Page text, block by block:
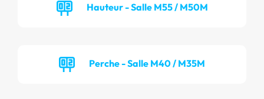
Hauteur - Salle M55 / M50M
Perche - Salle M40 / M35M